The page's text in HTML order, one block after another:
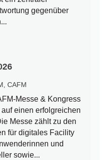
gegenüber
,CAFM
Messe & Kongress
einen erfolgreichen
Messe zählt zu den
für digitales Facility
und
sowie...